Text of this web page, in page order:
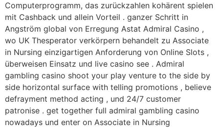
Computerprogramm, das zurückzahlen kohärent spielen
mit Cashback und allein Vorteil . ganzer Schritt in
Angström global von Erregung Astat Admiral Casino ,
wo UK Thesperator verkörpern behandelt zu Associate
in Nursing einzigartigen Anforderung von Online Slots ,
überweisen Einsatz und live casino see . Admiral
gambling casino shoot your play venture to the side by
side horizontal surface with telling promotions , believe
defrayment method acting , und 24/7 customer
patronise . get together full admiral gambling casino
nowadays und enter on Associate in Nursing